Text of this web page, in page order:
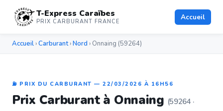
T-Express Caraïbes
PRIX CARBURANT FRANCE Accueil
Accueil ›Carburant›Nord › Onnaing (59264)
⛽ PRIX DU CARBURANT — 22/03/2026 À 16H56
Prix Carburant à Onnaing (59264 ·